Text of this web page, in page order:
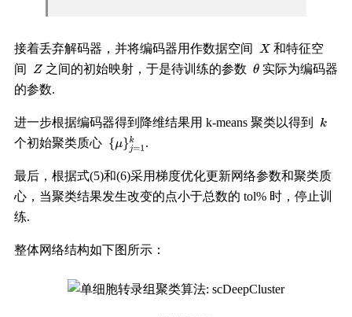
接着丢弃解码器，并将编码器用作数据空间
和特征空
间
之间的初始映射，于是待训练的参数
实际为编码器
的参数.
进一步根据编码器得到降维结果用 k-means 聚类以得到
个初始聚类质心
.
最后，根据式(5)和(6)采用梯度优化更新网络参数和聚类质
心，当聚类结果发生改变的点小于总数的 tol% 时，停止训
练.
整体网络结构如下图所示：